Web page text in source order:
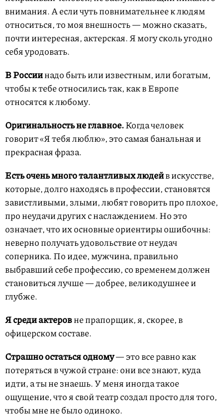
внимания. А если чуть повнимательнее к людям
относиться, то моя внешность — можно сказать,
почти интересная, актерская. Я могу сколь угодно
себя уродовать.
В Россиинадо быть или известным, или богатым,
чтобы к тебе относились так, как в Европе
относятся к любому.
Оригинальность не главное.Когда человек
говорит «Я тебя люблю», это самая банальная и
прекрасная фраза.
Есть очень много талантливых людейв искусстве,
которые, долго находясь в профессии, становятся
завистливыми, злыми, любят говорить про плохое,
про неудачи других с наслаждением. Но это
означает, что их основные ориентиры ошибочны:
неверно получать удовольствие от неудач
соперника. По идее, мужчина, правильно
выбравший себе профессию, со временем должен
становиться лучше — добрее, великодушнее и
глубже.
Я среди актеровне прапорщик, я, скорее, в
офицерском составе.
Страшно остаться одному— это все равно как
потеряться в чужой стране: они все знают, куда
идти, а ты не знаешь. У меня иногда такое
ощущение, что я свой театр создал просто для того,
чтобы мне не было одиноко.